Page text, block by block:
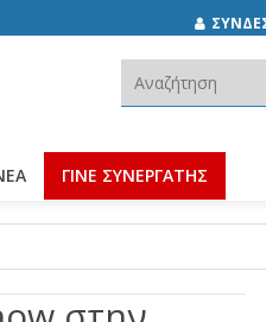
ΓΙΝΕ ΣΥΝΕΡΓΑΤΗΣ
Αναζήτηση: